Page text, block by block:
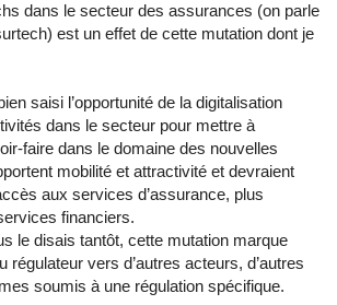
dans le secteur des assurances (on parle
est un effet de cette mutation dont je
saisi l’opportunité de la digitalisation
dans le secteur pour mettre à
faire dans le domaine des nouvelles
mobilité et attractivité et devraient
aux services d’assurance, plus
financiers.
le disais tantôt, cette mutation marque
régulateur vers d’autres acteurs, d’autres
soumis à une régulation spécifique.